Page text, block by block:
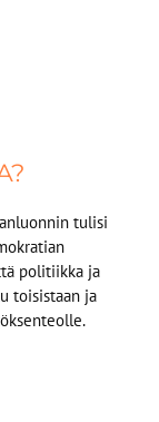
tulisi
politiikka ja
toisistaan ja